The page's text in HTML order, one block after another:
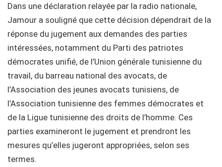
Dans une déclaration relayée par la radio nationale,
Jamour a souligné que cette décision dépendrait de la
réponse du jugement aux demandes des parties
intéressées, notamment du Parti des patriotes
démocrates unifié, de l’Union générale tunisienne du
travail, du barreau national des avocats, de
l’Association des jeunes avocats tunisiens, de
l’Association tunisienne des femmes démocrates et
de la Ligue tunisienne des droits de l’homme. Ces
parties examineront le jugement et prendront les
mesures qu’elles jugeront appropriées, selon ses
termes.